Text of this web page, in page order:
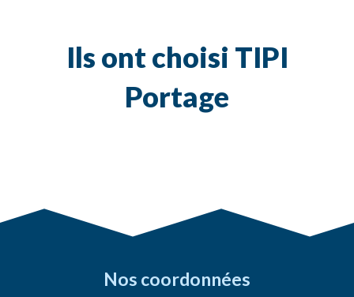
Ils ont choisi TIPI
Portage
Nos coordonnées